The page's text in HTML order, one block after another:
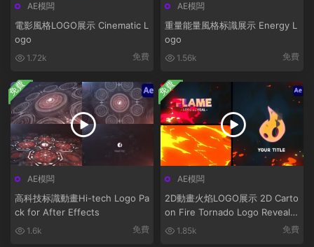
AE模闆
電影風格LOGO展示 Cinematic L
ogo
1.72k 免費
AE模闆
重量能量風格标識展示 Energy L
ogo
1.56k 免費
AE模闆
高科技标識動畫Hi-tech Logo Pa
ck for After Effects
1.6k 免費
免費
AE模闆
2D動畫火焰LOGO展示 2D Carto
on Fire Tornado Logo Reveals
[After Effects]
1.85k 免費
免費